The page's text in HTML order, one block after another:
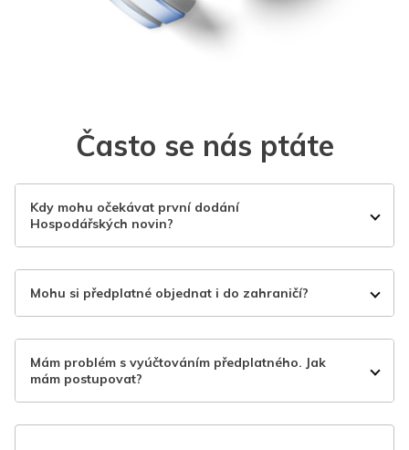
Často se nás ptáte
Kdy mohu očekávat první dodání
Hospodářských novin?
Mohu si předplatné objednat i do zahraničí?
Mám problém s vyúčtováním předplatného. Jak
mám postupovat?